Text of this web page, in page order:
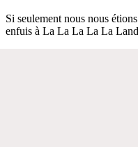
Si seulement nous nous étions
enfuis à La La La La La Land